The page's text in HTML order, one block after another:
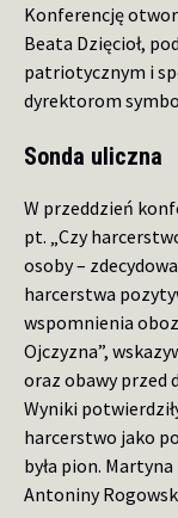
Konferencję
Beata Dzięcioł,
patriotycznym i
dyrektorom
Sonda uliczna
W przeddzień
pt. „Czy
osoby –
harcerstwa
wspomnienia
Ojczyzna”,
oraz obawy przed
Wyniki
harcerstwo jako
była pion.
Antoniny